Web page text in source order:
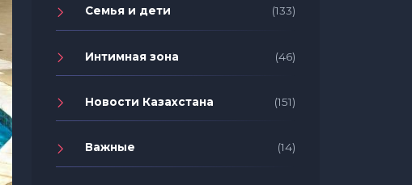
Семья и дети (133)
Интимная зона (46)
Новости Казахстана (151)
Важные (14)